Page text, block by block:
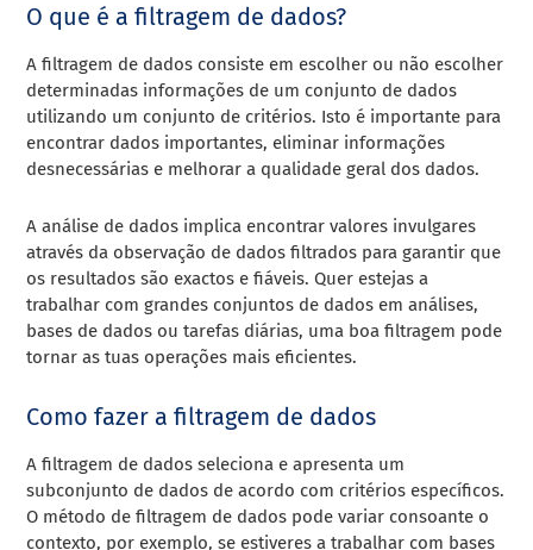
O que é a filtragem de dados?
A filtragem de dados consiste em escolher ou não escolher
determinadas informações de um conjunto de dados
utilizando um conjunto de critérios. Isto é importante para
encontrar dados importantes, eliminar informações
desnecessárias e melhorar a qualidade geral dos dados.
A análise de dados implica encontrar valores invulgares
através da observação de dados filtrados para garantir que
os resultados são exactos e fiáveis. Quer estejas a
trabalhar com grandes conjuntos de dados em análises,
bases de dados ou tarefas diárias, uma boa filtragem pode
tornar as tuas operações mais eficientes.
Como fazer a filtragem de dados
A filtragem de dados seleciona e apresenta um
subconjunto de dados de acordo com critérios específicos.
O método de filtragem de dados pode variar consoante o
contexto, por exemplo, se estiveres a trabalhar com bases